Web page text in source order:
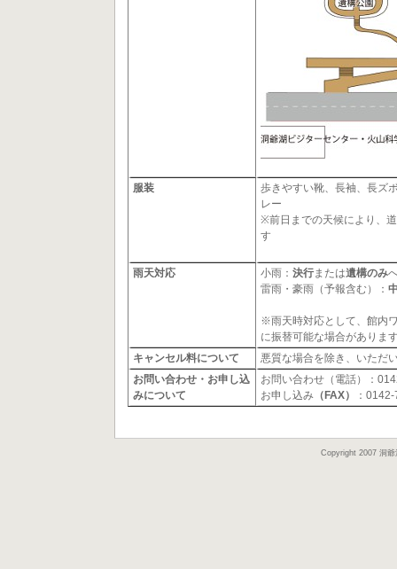
服装
歩きやすい靴、長袖、長ズ
レー
※前日までの天候により、
す
雨天対応 小雨： 決行または遺構のみ
雷雨・豪雨（予報含む）：
※雨天時対応として、館内
に振替可能な場合がありま
キャンセル料について
悪質な場合を除き、いただ
お問い合わせ・お申し込
みについて
お問い合わせ（電話）：
お申し込み （FAX） ：
Copyright 2007 洞